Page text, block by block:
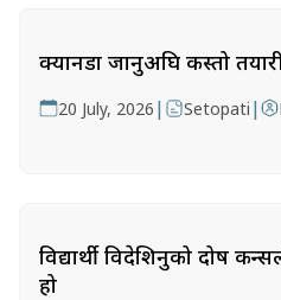
क्यानडा जानुअघि कस्तो
20 July, 2026 | Setopati |
विद्यार्थी विदेशिनुको दोष
हो